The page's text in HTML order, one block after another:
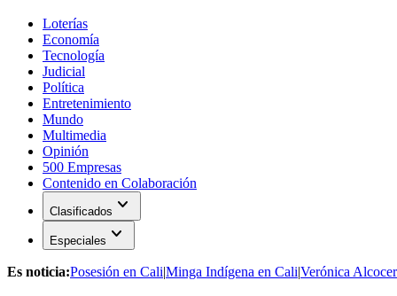
Loterías
Economía
Tecnología
Judicial
Política
Entretenimiento
Mundo
Multimedia
Opinión
500 Empresas
Contenido en Colaboración
Clasificados expand_more
Especiales expand_more
Es noticia:Posesión en Cali|Minga Indígena en Cali|Verónica Alcocer